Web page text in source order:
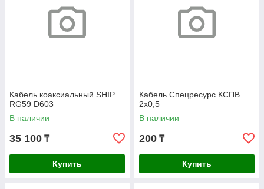
Кабель коаксиальный SHIP
RG59 D603
В наличии
35 100 ₸
Купить
Кабель Спецресурс КСПВ
2х0,5
В наличии
200 ₸
Купить